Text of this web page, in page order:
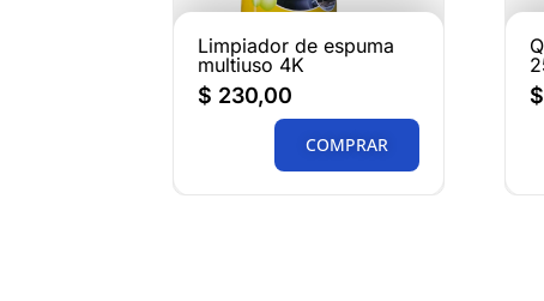
Limpiador de espuma
multiuso 4K
$ 230,00
COMPRAR
$